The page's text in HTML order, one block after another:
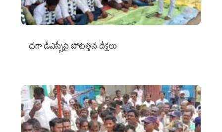
దగా డీఎస్సీపై పోటెత్తిన దీక్షలు